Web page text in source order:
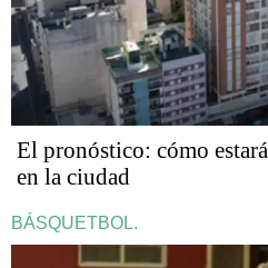
El pronóstico: cómo
en la ciudad
BÁSQUETBOL.